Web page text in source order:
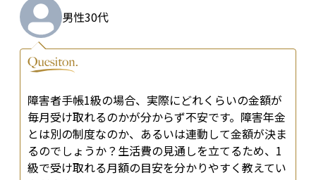
男性30代
障害者手帳1級の場合、実際にどれくらいの金額が
毎月受け取れるのかが分からず不安です。障害年金
とは別の制度なのか、あるいは連動して金額が決ま
るのでしょうか？生活費の見通しを立てるため、1
級で受け取れる月額の目安を分かりやすく教えてい